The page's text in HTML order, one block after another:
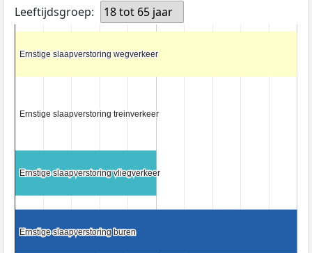
Leeftijdsgroep:
18 tot 65 jaar
Ernstige slaapverstoring wegverkeer
Ernstige slaapverstoring wegverkeer
Ernstige slaapverstoring treinverkeer
Ernstige slaapverstoring treinverkeer
Ernstige slaapverstoring vliegverkeer
Ernstige slaapverstoring vliegverkeer
Ernstige slaapverstoring buren
Ernstige slaapverstoring buren